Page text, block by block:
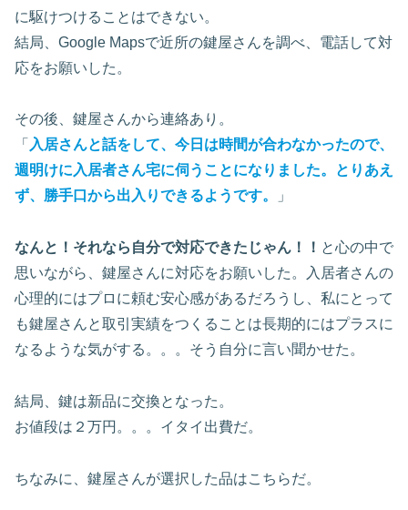
に駆けつけることはできない。
結局、Google Mapsで近所の鍵屋さんを調べ、電話して対
応をお願いした。
その後、鍵屋さんから連絡あり。
「 入居さんと話をして、今日は時間が合わなかったので、
週明けに入居者さん宅に伺うことになりました。
とりあえ
ず、勝手口から出入りできるようです。
」
なんと！それなら自分で対応できたじゃん！！ と心の中で
思いながら、鍵屋さんに対応をお願いした。入居者さんの
心理的にはプロに頼む安心感があるだろうし、私にとって
も鍵屋さんと取引実績をつくることは長期的にはプラスに
なるような気がする。。。そう自分に言い聞かせた。
結局、鍵は新品に交換となった。
お値段は２万円。。。イタイ出費だ。
ちなみに、鍵屋さんが選択した品はこちらだ。